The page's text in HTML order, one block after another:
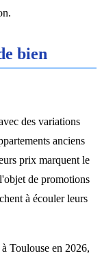
bien
des variations
anciens
prix marquent le
de promotions
à écouler leurs
Toulouse en 2026,